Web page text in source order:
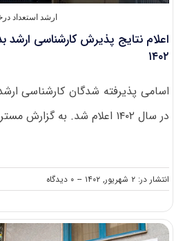
ارشد استعداد
اعلام نتایج پذیرش کارشناسی ارشد
۱۴۰۲
اسامی پذیرفته‌ شدگان کارشناسی‌
در سال ۱۴۰۲ اعلام شد. به گزارش مسترتست، بنابر اعلام روابط [...]
انتشار در: ۲ شهریور, ۱۴۰۲ -- ۰ دیدگاه
on
اعلام
پذیرش
کارشناسی